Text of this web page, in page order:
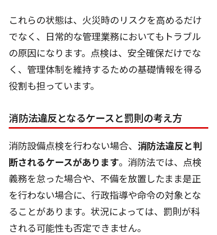
これらの状態は、火災時のリスクを高めるだけ
でなく、日常的な管理業務においてもトラブル
の原因になります。点検は、安全確保だけでな
く、管理体制を維持するための基礎情報を得る
役割も担っています。
消防法違反となるケースと罰則の考え方
消防設備点検を行わない場合、 消防法違反と判
断されるケースがあります。消防法では、点検
義務を怠った場合や、不備を放置したまま是正
を行わない場合に、行政指導や命令の対象とな
ることがあります。状況によっては、罰則が科
される可能性も否定できません。